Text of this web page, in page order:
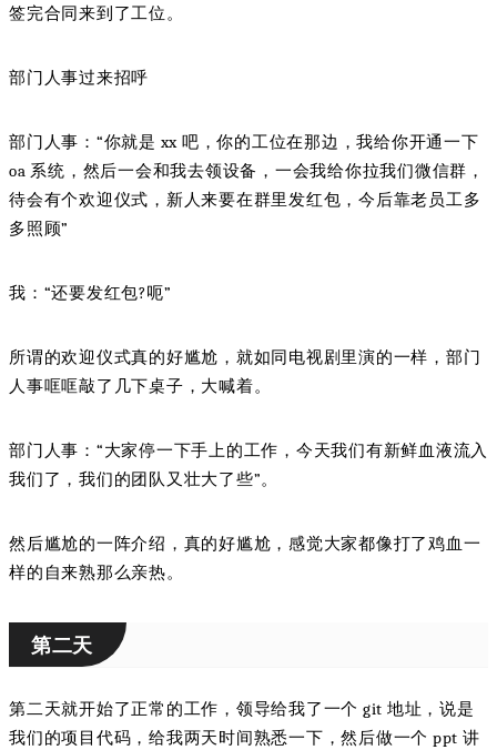
签完合同来到了工位。
部门人事过来招呼
部门人事：“你就是 xx 吧，你的工位在那边，我给你开通一下
oa 系统，然后一会和我去领设备，一会我给你拉我们微信群，
待会有个欢迎仪式，新人来要在群里发红包，今后靠老员工多
多照顾”
我：“还要发红包?呃”
所谓的欢迎仪式真的好尴尬，就如同电视剧里演的一样，部门
人事哐哐敲了几下桌子，大喊着。
部门人事：“大家停一下手上的工作，今天我们有新鲜血液流入
我们了，我们的团队又壮大了些”。
然后尴尬的一阵介绍，真的好尴尬，感觉大家都像打了鸡血一
样的自来熟那么亲热。
第二天
第二天就开始了正常的工作，领导给我了一个 git 地址，说是
我们的项目代码，给我两天时间熟悉一下，然后做一个 ppt 讲